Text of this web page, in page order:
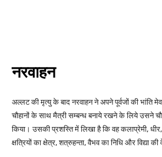
नरवाहन
अल्लट की मृत्यु के बाद नरवाहन ने अपने पूर्वजों की भांति
चौहानों के साथ मैत्री सम्बन्ध बनाये रखने के लिये उसने
किया। उसकी प्रशस्ति में लिखा है कि वह कलाप्रेमी,
क्षत्रियों का क्षेत्र, शत्रुहन्ता, वैभव का निधि और विद्या की